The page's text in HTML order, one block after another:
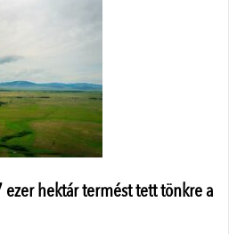
hektár termést tett tönkre a